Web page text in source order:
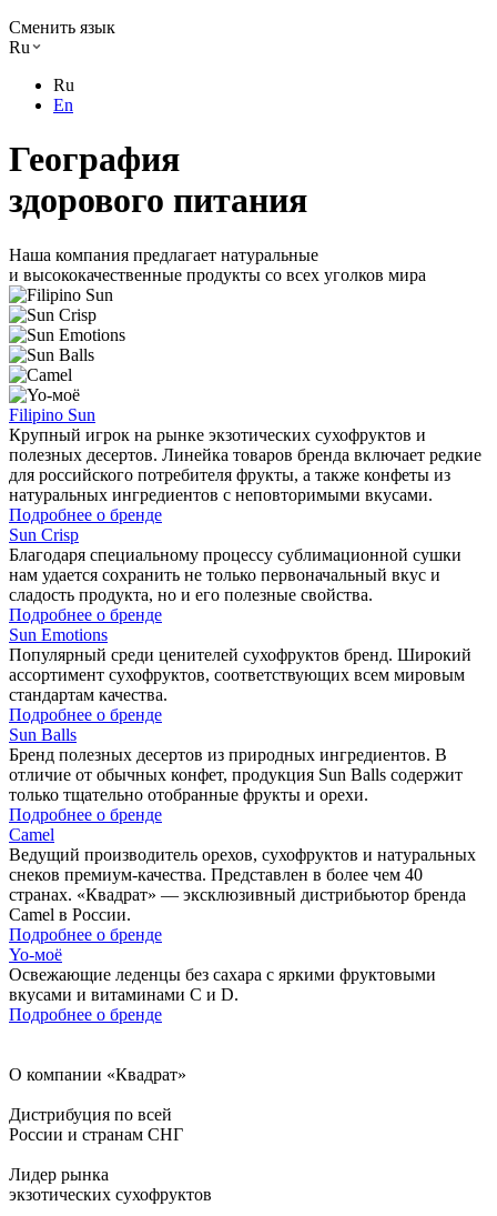
Сменить язык
Ru
Ru
En
География
здорового питания
Наша компания предлагает натуральные
и высококачественные продукты со всех уголков мира
Filipino Sun
Крупный игрок на рынке экзотических сухофруктов и
полезных десертов. Линейка товаров бренда включает редкие
для российского потребителя фрукты, а также конфеты из
натуральных ингредиентов с неповторимыми вкусами.
Подробнее о бренде
Sun Crisp
Благодаря специальному процессу сублимационной сушки
нам удается сохранить не только первоначальный вкус и
сладость продукта, но и его полезные свойства.
Подробнее о бренде
Sun Emotions
Популярный среди ценителей сухофруктов бренд. Широкий
ассортимент сухофруктов, соответствующих всем мировым
стандартам качества.
Подробнее о бренде
Sun Balls
Бренд полезных десертов из природных ингредиентов. В
отличие от обычных конфет, продукция Sun Balls содержит
только тщательно отобранные фрукты и орехи.
Подробнее о бренде
Camel
Ведущий производитель орехов, сухофруктов и натуральных
снеков премиум-качества. Представлен в более чем 40
странах. «Квадрат» — эксклюзивный дистрибьютор бренда
Camel в России.
Подробнее о бренде
Yo-моё
Освежающие леденцы без сахара с яркими фруктовыми
вкусами и витаминами C и D.
Подробнее о бренде
О компании «Квадрат»
Дистрибуция по всей
России и странам СНГ
Лидер рынка
экзотических сухофруктов